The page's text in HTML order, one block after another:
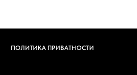
ПОЛИТИКА ПРИВАТНОСТИ